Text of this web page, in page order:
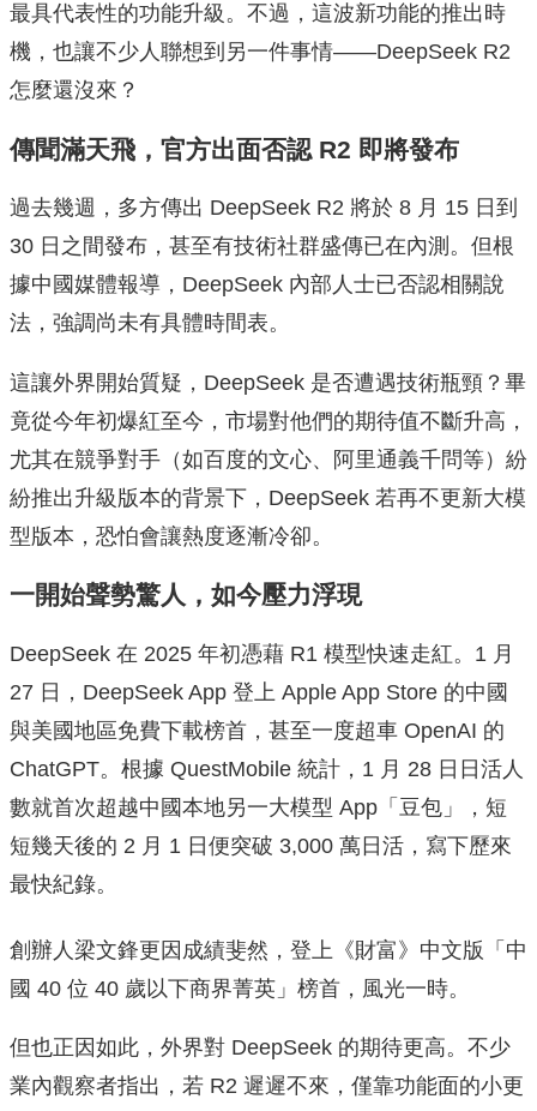
最具代表性的功能升級。不過，這波新功能的推出時
機，也讓不少人聯想到另一件事情——DeepSeek R2
怎麼還沒來？
傳聞滿天飛，官方出面否認 R2 即將發布
過去幾週，多方傳出 DeepSeek R2 將於 8 月 15 日到
30 日之間發布，甚至有技術社群盛傳已在內測。但根
據中國媒體報導，DeepSeek 內部人士已否認相關說
法，強調尚未有具體時間表。
這讓外界開始質疑，DeepSeek 是否遭遇技術瓶頸？畢
竟從今年初爆紅至今，市場對他們的期待值不斷升高，
尤其在競爭對手（如百度的文心、阿里通義千問等）紛
紛推出升級版本的背景下，DeepSeek 若再不更新大模
型版本，恐怕會讓熱度逐漸冷卻。
一開始聲勢驚人，如今壓力浮現
DeepSeek 在 2025 年初憑藉 R1 模型快速走紅。1 月
27 日，DeepSeek App 登上 Apple App Store 的中國
與美國地區免費下載榜首，甚至一度超車 OpenAI 的
ChatGPT。根據 QuestMobile 統計，1 月 28 日日活人
數就首次超越中國本地另一大模型 App「豆包」，短
短幾天後的 2 月 1 日便突破 3,000 萬日活，寫下歷來
最快紀錄。
創辦人梁文鋒更因成績斐然，登上《財富》中文版「中
國 40 位 40 歲以下商界菁英」榜首，風光一時。
但也正因如此，外界對 DeepSeek 的期待更高。不少
業內觀察者指出，若 R2 遲遲不來，僅靠功能面的小更